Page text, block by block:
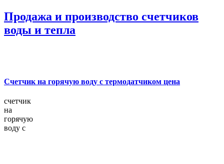
Продажа и производство счетчиков
воды и тепла
Счетчик на горячую воду с термодатчиком цена
счетчик
на
горячую
воду с